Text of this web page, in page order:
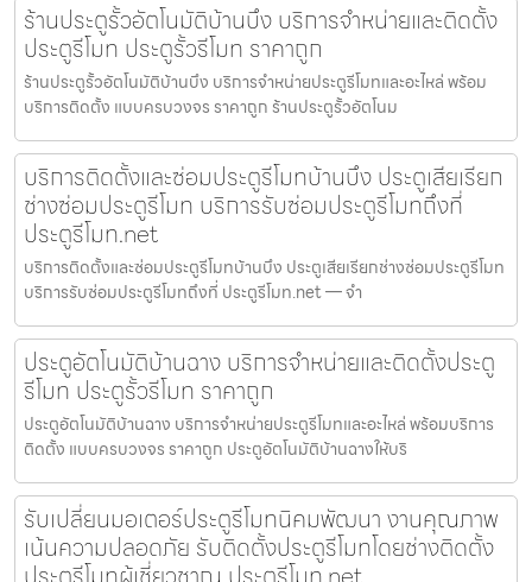
ร้านประตูรั้วอัตโนมัติบ้านบึง บริการจำหน่ายและติดตั้ง
ประตูรีโมท ประตูรั้วรีโมท ราคาถูก
ร้านประตูรั้วอัตโนมัติบ้านบึง บริการจำหน่ายประตูรีโมทและอะไหล่ พร้อม
บริการติดตั้ง แบบครบวงจร ราคาถูก ร้านประตูรั้วอัตโนม
บริการติดตั้งและซ่อมประตูรีโมทบ้านบึง ประตูเสียเรียก
ช่างซ่อมประตูรีโมท บริการรับซ่อมประตูรีโมทถึงที่
ประตูรีโมท.net
บริการติดตั้งและซ่อมประตูรีโมทบ้านบึง ประตูเสียเรียกช่างซ่อมประตูรีโมท
บริการรับซ่อมประตูรีโมทถึงที่ ประตูรีโมท.net — จำ
ประตูอัตโนมัติบ้านฉาง บริการจำหน่ายและติดตั้งประตู
รีโมท ประตูรั้วรีโมท ราคาถูก
ประตูอัตโนมัติบ้านฉาง บริการจำหน่ายประตูรีโมทและอะไหล่ พร้อมบริการ
ติดตั้ง แบบครบวงจร ราคาถูก ประตูอัตโนมัติบ้านฉางให้บริ
รับเปลี่ยนมอเตอร์ประตูรีโมทนิคมพัฒนา งานคุณภาพ
เน้นความปลอดภัย รับติดตั้งประตูรีโมทโดยช่างติดตั้ง